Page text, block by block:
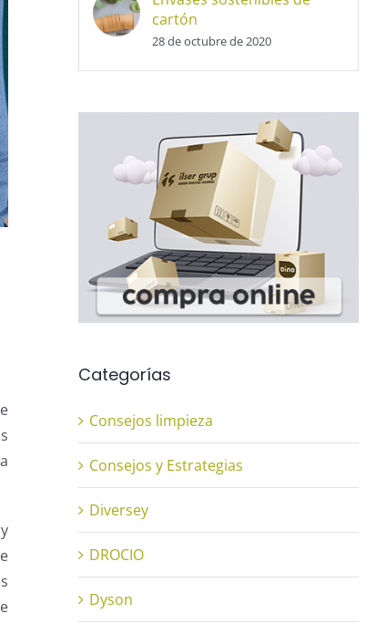
cartón
28 de octubre de 2020
Categorías
Consejos limpieza
Consejos y Estrategias
Diversey
DROCIO
Dyson